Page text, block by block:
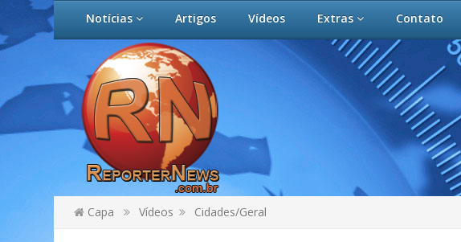
Notícias Artigos Vídeos Extras Contato
Capa Vídeos Cidades/Geral